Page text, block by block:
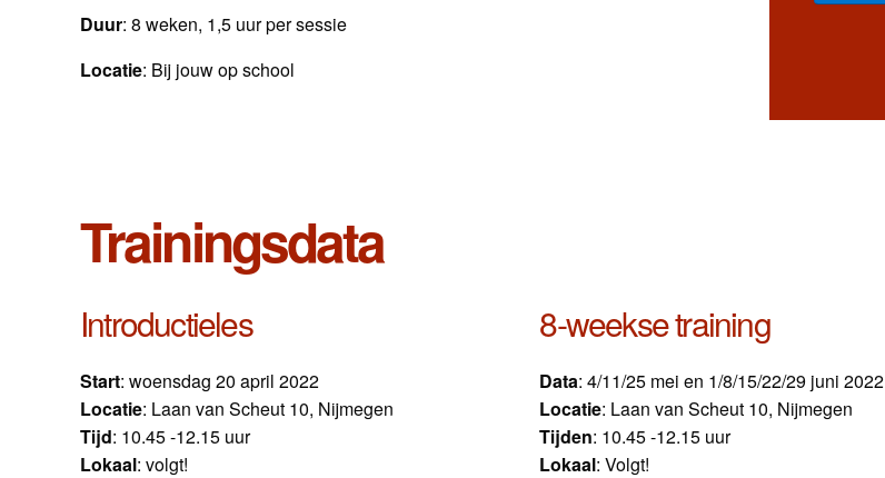
Duur: 8 weken, 1,5 uur per sessie
Locatie: Bij jouw op school
Trainingsdata
Introductieles
Start: woensdag 20 april 2022
Locatie: Laan van Scheut 10, Nijmegen
Tijd: 10.45 -12.15 uur
Lokaal: volgt!
8-weekse training
Data: 4/11/25 mei en 1/8/15/22/29 juni 2022
Locatie: Laan van Scheut 10, Nijmegen
Tijden: 10.45 -12.15 uur
Lokaal: Volgt!